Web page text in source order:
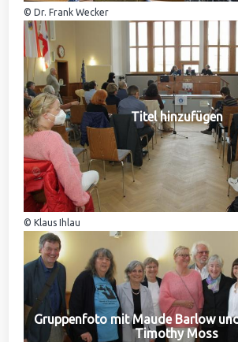
© Dr. Frank Wecker
Titel hinzufügen
© Klaus Ihlau
Gruppenfoto mit Maude Barlow
Timothy Moss